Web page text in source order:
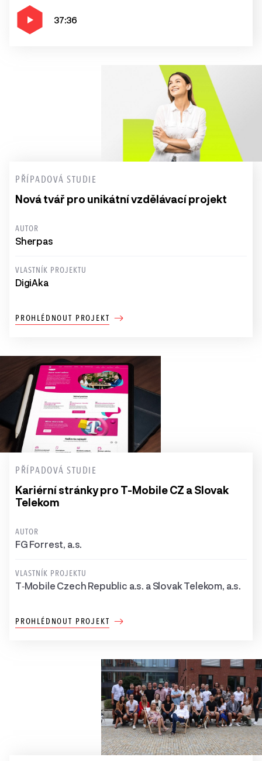
37:36
PŘÍPADOVÁ STUDIE
Nová tvář pro unikátní vzdělávací projekt
AUTOR
Sherpas
VLASTNÍK PROJEKTU
DigiAka
PROHLÉDNOUT PROJEKT
PŘÍPADOVÁ STUDIE
Kariérní stránky pro T-Mobile CZ a Slovak
Telekom
AUTOR
FG Forrest, a.s.
VLASTNÍK PROJEKTU
T‑Mobile Czech Republic a.s. a Slovak Telekom, a.s.
PROHLÉDNOUT PROJEKT